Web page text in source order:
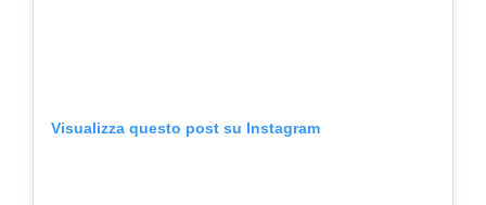
Visualizza questo post su Instagram